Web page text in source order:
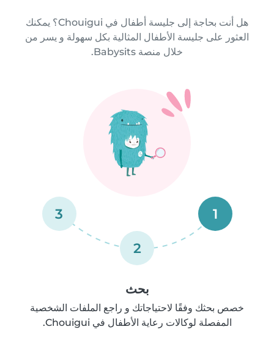
هل أنت بحاجة إلى جليسة أطفال في Chouigui؟ يمكنك
العثور على جليسة الأطفال المثالية بكل سهولة و يسر من
خلال منصة Babysits.
1
2
3
بحث
خصص بحثك وفقًا لاحتياجاتك و راجع الملفات الشخصية
المفصلة لوكالات رعاية الأطفال في Chouigui.